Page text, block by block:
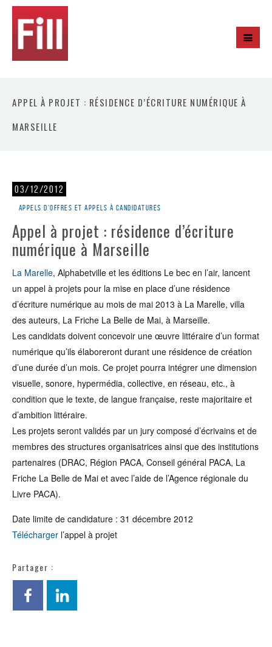
APPEL À PROJET : RÉSIDENCE D’ÉCRITURE NUMÉRIQUE À
MARSEILLE
03/12/2012
Appels d'offres et appels à candidatures
Appel à projet : résidence d’écriture
numérique à Marseille
La Marelle, Alphabetville et les éditions Le bec en l’air, lancent
un appel à projets pour la mise en place d’une résidence
d’écriture numérique au mois de mai 2013 à La Marelle, villa
des auteurs, La Friche La Belle de Mai, à Marseille.
Les candidats doivent concevoir une œuvre littéraire d’un format
numérique qu’ils élaboreront durant une résidence de création
d’une durée d’un mois. Ce projet pourra intégrer une dimension
visuelle, sonore, hypermédia, collective, en réseau, etc., à
condition que le texte, de langue française, reste majoritaire et
d’ambition littéraire.
Les projets seront validés par un jury composé d’écrivains et de
membres des structures organisatrices ainsi que des institutions
partenaires (DRAC, Région PACA, Conseil général PACA, La
Friche La Belle de Mai et avec l’aide de l’Agence régionale du
Livre PACA).
Date limite de candidature : 31 décembre 2012
Télécharger l’appel à projet
Partager :